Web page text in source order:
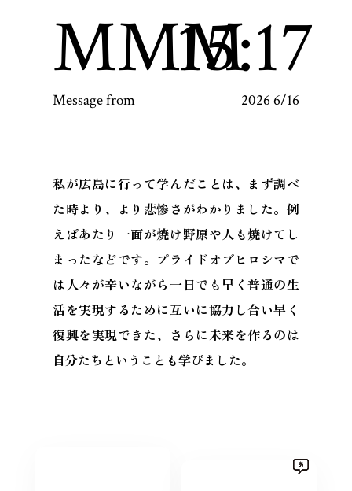
MMM
15:17
Message from 2026 6/16
私が広島に行って学んだことは、まず調べ
た時より、より悲惨さがわかりました。例
えばあたり一面が焼け野原や人も焼けてし
まったなどです。プライドオブヒロシマで
は人々が辛いながら一日でも早く普通の生
活を実現するために互いに協力し合い早く
復興を実現できた、さらに未来を作るのは
自分たちということも学びました。